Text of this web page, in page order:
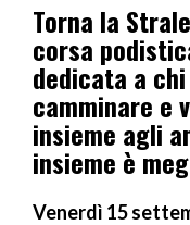
Torna la
corsa
dedicata a
camminare e
insieme agli
insieme è
Venerdì 15